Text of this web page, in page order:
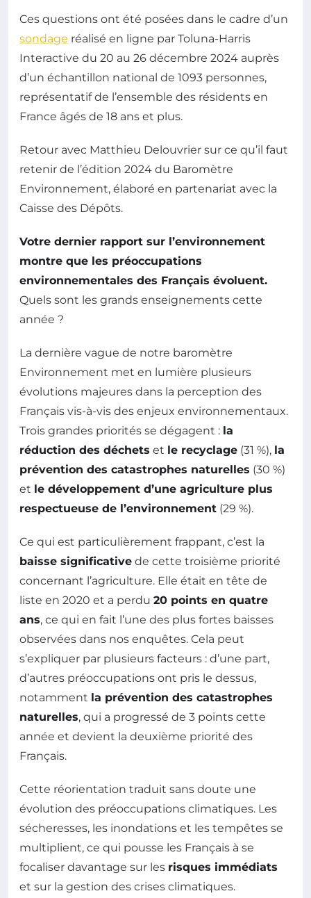
Ces questions ont été posées dans le cadre d’un
sondage réalisé en ligne par Toluna-Harris
Interactive du 20 au 26 décembre 2024 auprès
d’un échantillon national de 1093 personnes,
représentatif de l’ensemble des résidents en
France âgés de 18 ans et plus.
Retour avec Matthieu Delouvrier sur ce qu’il faut
retenir de l’édition 2024 du Baromètre
Environnement, élaboré en partenariat avec la
Caisse des Dépôts.
Votre dernier rapport sur l’environnement
montre que les préoccupations
environnementales des Français évoluent.
Quels sont les grands enseignements cette
année ?
La dernière vague de notre baromètre
Environnement met en lumière plusieurs
évolutions majeures dans la perception des
Français vis-à-vis des enjeux environnementaux.
Trois grandes priorités se dégagent : la
réduction des déchets et le recyclage (31 %), la
prévention des catastrophes naturelles (30 %)
et le développement d’une agriculture plus
respectueuse de l’environnement (29 %).
Ce qui est particulièrement frappant, c’est la
baisse significative de cette troisième priorité
concernant l’agriculture. Elle était en tête de
liste en 2020 et a perdu 20 points en quatre
ans, ce qui en fait l’une des plus fortes baisses
observées dans nos enquêtes. Cela peut
s’expliquer par plusieurs facteurs : d’une part,
d’autres préoccupations ont pris le dessus,
notamment la prévention des catastrophes
naturelles, qui a progressé de 3 points cette
année et devient la deuxième priorité des
Français.
Cette réorientation traduit sans doute une
évolution des préoccupations climatiques. Les
sécheresses, les inondations et les tempêtes se
multiplient, ce qui pousse les Français à se
focaliser davantage sur les risques immédiats
et sur la gestion des crises climatiques.